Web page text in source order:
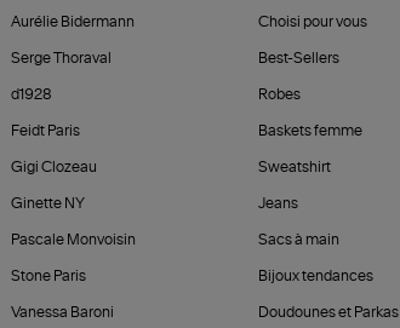
Aurélie Bidermann
Serge Thoraval
d1928
Feidt Paris
Gigi Clozeau
Ginette NY
Pascale Monvoisin
Stone Paris
Vanessa Baroni
Choisi pour vous
Best-Sellers
Robes
Baskets femme
Sweatshirt
Jeans
Sacs à main
Bijoux tendances
Doudounes et Parkas